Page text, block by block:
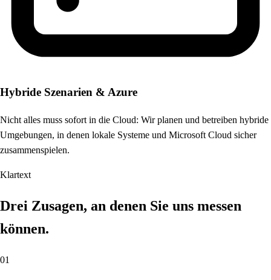
Hybride Szenarien & Azure
Nicht alles muss sofort in die Cloud: Wir planen und betreiben hybride
Umgebungen, in denen lokale Systeme und Microsoft Cloud sicher
zusammenspielen.
Klartext
Drei Zusagen, an denen Sie uns messen
können.
01